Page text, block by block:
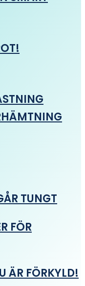
TUNGT
FÖR
ÄR FÖRKYLD!